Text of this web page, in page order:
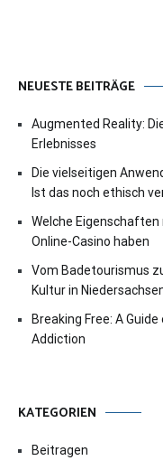
NEUESTE BEITRÄGE
Augmented Reality:
Erlebnisses
Die vielseitigen
Ist das noch ethisch
Welche
Online-Casino haben
Vom Badetourismus
Kultur in
Breaking Free: A
Addiction
KATEGORIEN
Beitragen